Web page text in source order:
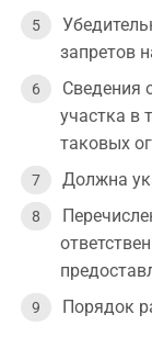
запретов
Сведения
участка в
таковых
Должна
Порядок